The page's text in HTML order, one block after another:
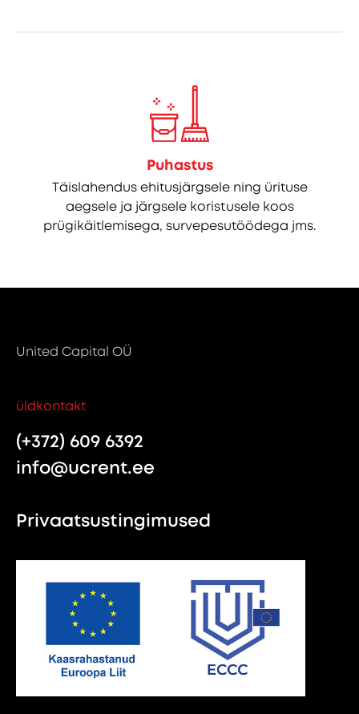
Puhastus
Täislahendus ehitusjärgsele ning ürituse
aegsele ja järgsele koristusele koos
prügikäitlemisega, survepesutöödega jms.
United Capital OÜ
üldkontakt
(+372) 609 6392
info@ucrent.ee
Privaatsustingimused